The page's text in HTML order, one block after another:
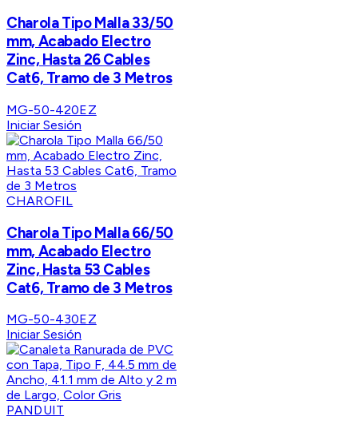
Charola Tipo Malla 33/50
mm, Acabado Electro
Zinc, Hasta 26 Cables
Cat6, Tramo de 3 Metros
MG-50-420EZ
Iniciar Sesión
CHAROFIL
Charola Tipo Malla 66/50
mm, Acabado Electro
Zinc, Hasta 53 Cables
Cat6, Tramo de 3 Metros
MG-50-430EZ
Iniciar Sesión
PANDUIT